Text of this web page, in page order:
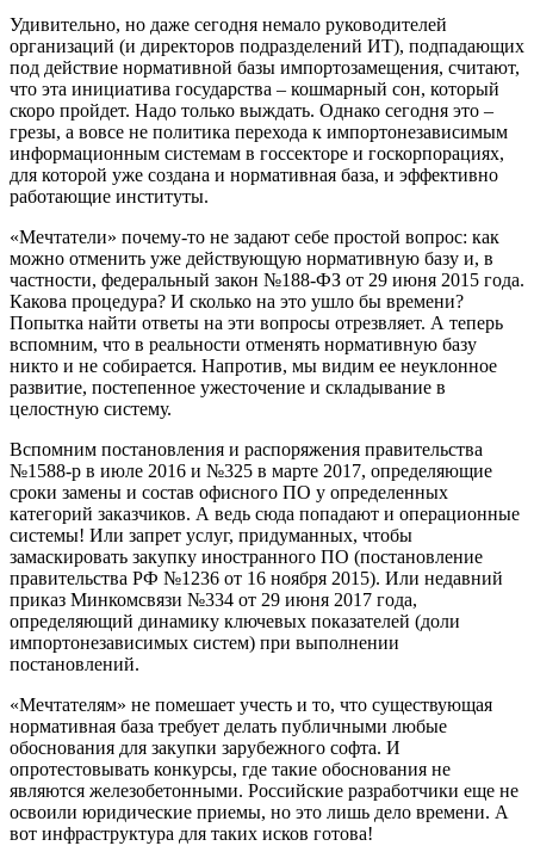
Удивительно, но даже сегодня немало руководителей
организаций (и директоров подразделений ИТ), подпадающих
под действие нормативной базы импортозамещения, считают,
что эта инициатива государства – кошмарный сон, который
скоро пройдет. Надо только выждать. Однако сегодня это –
грезы, а вовсе не политика перехода к импортонезависимым
информационным системам в госсекторе и госкорпорациях,
для которой уже создана и нормативная база, и эффективно
работающие институты.
«Мечтатели» почему-то не задают себе простой вопрос: как
можно отменить уже действующую нормативную базу и, в
частности, федеральный закон №188-ФЗ от 29 июня 2015 года.
Какова процедура? И сколько на это ушло бы времени?
Попытка найти ответы на эти вопросы отрезвляет. А теперь
вспомним, что в реальности отменять нормативную базу
никто и не собирается. Напротив, мы видим ее неуклонное
развитие, постепенное ужесточение и складывание в
целостную систему.
Вспомним постановления и распоряжения правительства
№1588-р в июле 2016 и №325 в марте 2017, определяющие
сроки замены и состав офисного ПО у определенных
категорий заказчиков. А ведь сюда попадают и операционные
системы! Или запрет услуг, придуманных, чтобы
замаскировать закупку иностранного ПО (постановление
правительства РФ №1236 от 16 ноября 2015). Или недавний
приказ Минкомсвязи №334 от 29 июня 2017 года,
определяющий динамику ключевых показателей (доли
импортонезависимых систем) при выполнении
постановлений.
«Мечтателям» не помешает учесть и то, что существующая
нормативная база требует делать публичными любые
обоснования для закупки зарубежного софта. И
опротестовывать конкурсы, где такие обоснования не
являются железобетонными. Российские разработчики еще не
освоили юридические приемы, но это лишь дело времени. А
вот инфраструктура для таких исков готова!